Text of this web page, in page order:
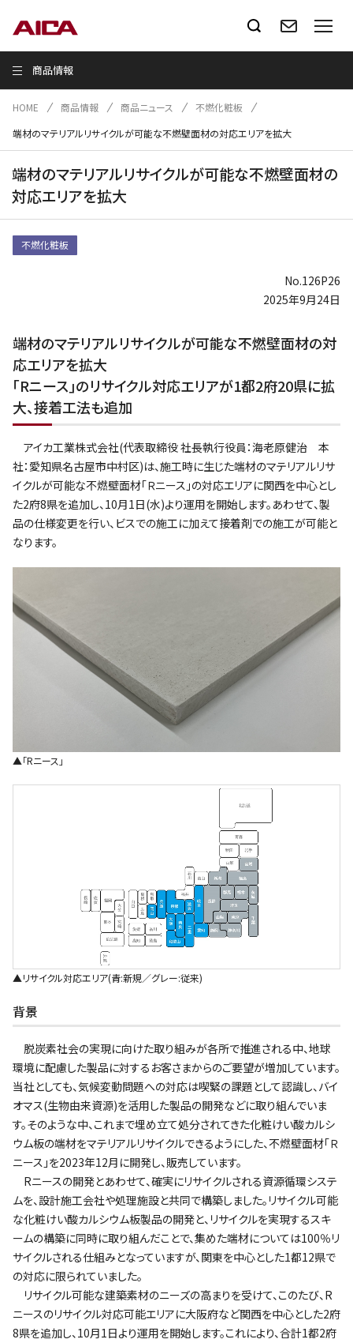
商品情報
HOME 商品情報 商品ニュース
不燃化粧板
端材のマテリアルリサイクルが可能な不燃壁面材の対応エリアを拡大
端材のマテリアルリサイクルが可能な不燃壁面材の
対応エリアを拡大
不燃化粧板
No.126P26
2025年9月24日
端材のマテリアルリサイクルが可能な不燃壁面材の対
応エリアを拡大
｢Rニース｣のリサイクル対応エリアが1都2府20県に拡
大、接着工法も追加
アイカ工業株式会社(代表取締役 社長執行役員：海老原健治 本
社：愛知県名古屋市中村区)は、施工時に生じた端材のマテリアルリサ
イクルが可能な不燃壁面材｢Ｒニース｣の対応エリアに関西を中心とし
た2府8県を追加し、10月1日(水)より運用を開始します。あわせて、製
品の仕様変更を行い、ビスでの施工に加えて接着剤での施工が可能と
なります。
▲｢Rニース｣
▲リサイクル対応エリア(青:新規／グレー:従来)
背景
脱炭素社会の実現に向けた取り組みが各所で推進される中、地球
環境に配慮した製品に対するお客さまからのご要望が増加しています。
当社としても、気候変動問題への対応は喫緊の課題として認識し、バイ
オマス(生物由来資源)を活用した製品の開発などに取り組んでいま
す。そのような中、これまで埋め立て処分されてきた化粧けい酸カルシ
ウム板の端材をマテリアルリサイクルできるようにした、不燃壁面材｢Ｒ
ニース｣を2023年12月に開発し、販売しています。
Rニースの開発とあわせて、確実にリサイクルされる資源循環システ
ムを、設計施工会社や処理施設と共同で構築しました。リサイクル可能
な化粧けい酸カルシウム板製品の開発と、リサイクルを実現するスキ
ームの構築に同時に取り組んだことで、集めた端材については100％リ
サイクルされる仕組みとなっていますが、関東を中心とした1都12県で
の対応に限られていました。
リサイクル可能な建築素材のニーズの高まりを受けて、このたび、R
ニースのリサイクル対応可能エリアに大阪府など関西を中心とした2府
8県を追加し、10月1日より運用を開始します。これにより、合計1都2府